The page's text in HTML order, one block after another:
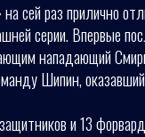
сей раз прилично
серии. Впервые
нападающий
Шипин,
и 13